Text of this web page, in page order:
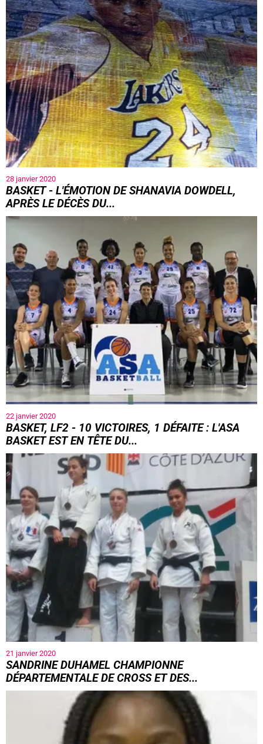
28 janvier 2020
BASKET - L'ÉMOTION DE SHANAVIA DOWDELL,
APRÈS LE DÉCÈS DU...
22 janvier 2020
BASKET, LF2 - 10 VICTOIRES, 1 DÉFAITE : L'ASA
BASKET EST EN TÊTE DU...
21 janvier 2020
SANDRINE DUHAMEL CHAMPIONNE
DÉPARTEMENTALE DE CROSS ET DES...